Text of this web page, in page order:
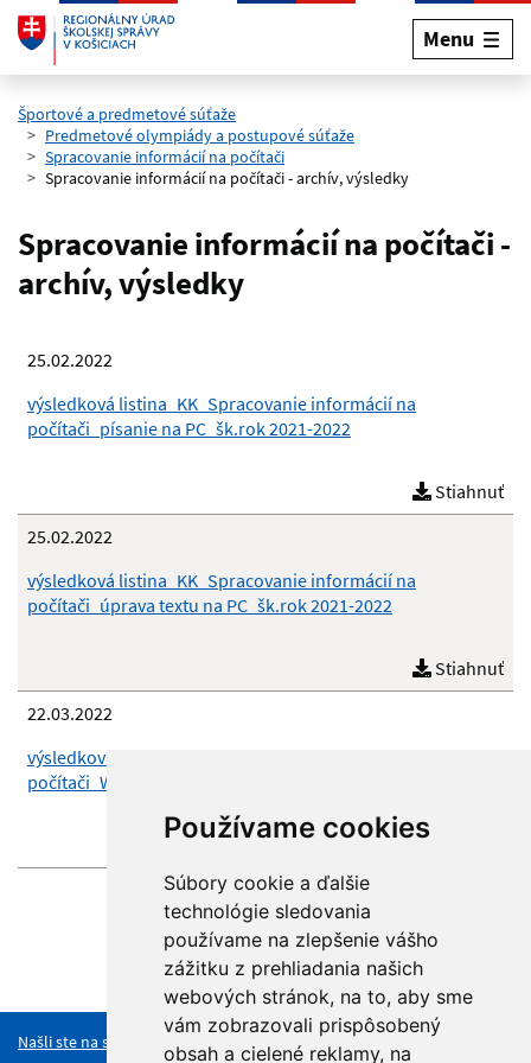
Používame cookies
Súbory cookie a ďalšie
technológie sledovania
používame na zlepšenie vášho
zážitku z prehliadania našich
webových stránok, na to, aby sme
vám zobrazovali prispôsobený
obsah a cielené reklamy, na
Preskočiť na hlavný obsah
Menu
Športové a predmetové súťaže
Predmetové olympiády a postupové súťaže
Spracovanie informácií na počítači
Spracovanie informácií na počítači - archív, výsledky
Spracovanie informácií na počítači -
archív, výsledky
25.02.2022
výsledková listina_KK_Spracovanie informácií na
počítači_písanie na PC_šk.rok 2021-2022
Stiahnuť
25.02.2022
výsledková listina_KK_Spracovanie informácií na
počítači_úprava textu na PC_šk.rok 2021-2022
Stiahnuť
22.03.2022
výsledková listina_KK_Spracovanie informácií na
počítači_Wordprocessing_šk.rok 2021-2022
Hore
Našli ste na stránke chybu?